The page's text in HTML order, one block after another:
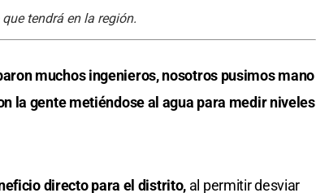
tendrá en la región.
muchos ingenieros, nosotros pusimos mano
la gente metiéndose al agua para medir niveles
directo para el distrito, al permitir desviar